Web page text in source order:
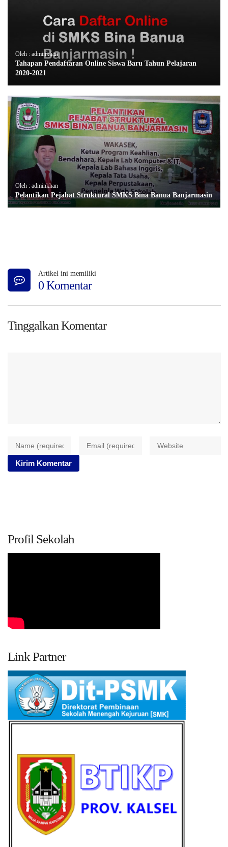
Oleh : adminkhan
Tahapan Pendaftaran Online Siswa Baru Tahun Pelajaran
2020-2021
Oleh : adminkhan
Pelantikan Pejabat Struktural SMKS Bina Banua Banjarmasin
Artikel ini memiliki
0 Komentar
Tinggalkan Komentar
Profil Sekolah
Link Partner